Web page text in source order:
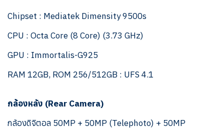
Chipset : Mediatek Dimensity 9500s
CPU : Octa Core (8 Core) (3.73 GHz)
GPU : Immortalis-G925
RAM 12GB, ROM 256/512GB : UFS 4.1
กล้องหลัง (Rear Camera)
กล้องดิจิตอล 50MP + 50MP (Telephoto) + 50MP